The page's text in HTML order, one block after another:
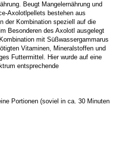
Beugt Mangelernährung und
Axolotlpellets bestehen aus
der Kombination speziell auf die
Besonderen des Axolotl ausgelegt
mit Süßwassergammarus
Vitaminen, Mineralstoffen und
Futtermittel. Hier wurde auf eine
entsprechende
Portionen (soviel in ca. 30 Minuten